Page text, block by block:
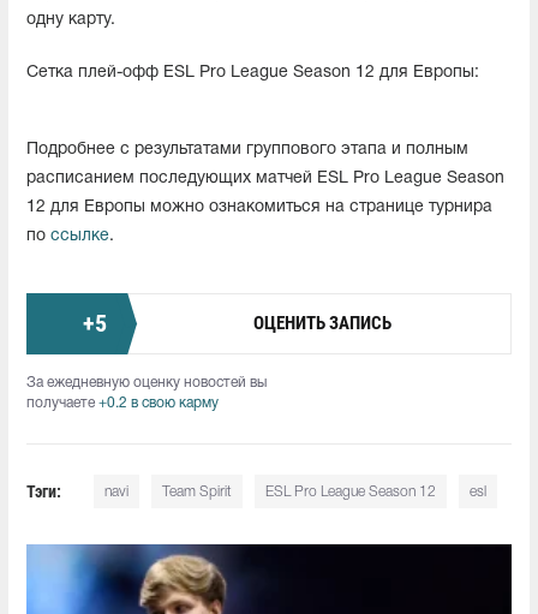
одну карту.
Сетка плей-офф ESL Pro League Season 12 для Европы:
Подробнее с результатами группового этапа и полным
расписанием последующих матчей ESL Pro League Season
12 для Европы можно ознакомиться на странице турнира
по ссылке.
+5 ОЦЕНИТЬ ЗАПИСЬ
За ежедневную оценку новостей вы
получаете +0.2 в свою карму
Тэги: navi Team Spirit ESL Pro League Season 12 esl